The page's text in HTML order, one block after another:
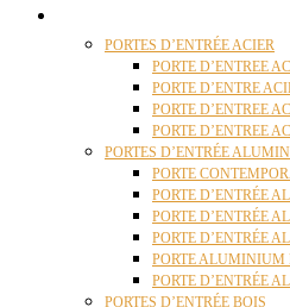
PORTES D’ENTRÉE ACIER
PORTE D’ENTREE
PORTE D’ENTRE
PORTE D’ENTREE
PORTE D’ENTREE
PORTES D’ENTRÉE
PORTE
PORTE D’ENTRÉE
PORTE D’ENTRÉE
PORTE D’ENTRÉE
PORTE ALUMINIUM
PORTE D’ENTRÉE
PORTES D’ENTRÉE BOIS